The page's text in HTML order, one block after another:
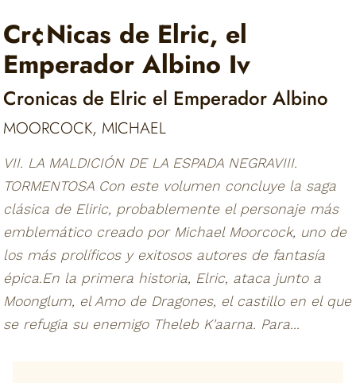
Cr¢Nicas de Elric, el
Emperador Albino Iv
Cronicas de Elric el Emperador Albino
MOORCOCK, MICHAEL
VII. LA MALDICIÓN DE LA ESPADA NEGRAVIII.
TORMENTOSA Con este volumen concluye la saga
clásica de Eliric, probablemente el personaje más
emblemático creado por Michael Moorcock, uno de
los más prolíficos y exitosos autores de fantasía
épica.En la primera historia, Elric, ataca junto a
Moonglum, el Amo de Dragones, el castillo en el que
se refugia su enemigo Theleb K'aarna. Para...